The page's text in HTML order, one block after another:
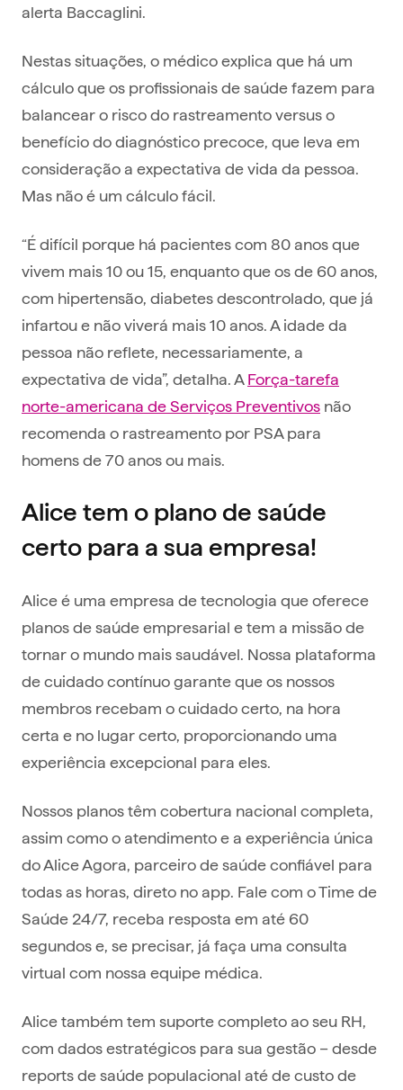
alerta Baccaglini.
Nestas situações, o médico explica que há um
cálculo que os profissionais de saúde fazem para
balancear o risco do rastreamento versus o
benefício do diagnóstico precoce, que leva em
consideração a expectativa de vida da pessoa.
Mas não é um cálculo fácil.
“É difícil porque há pacientes com 80 anos que
vivem mais 10 ou 15, enquanto que os de 60 anos,
com hipertensão, diabetes descontrolado, que já
infartou e não viverá mais 10 anos. A idade da
pessoa não reflete, necessariamente, a
expectativa de vida”, detalha. AForça-tarefa
norte-americana de Serviços Preventivos não
recomenda o rastreamento por PSA para
homens de 70 anos ou mais.
Alice tem o plano de saúde
certo para a sua empresa!
Alice é uma empresa de tecnologia que oferece
planos de saúde empresarial e tem a missão de
tornar o mundo mais saudável. Nossa plataforma
de cuidado contínuo garante que os nossos
membros recebam o cuidado certo, na hora
certa e no lugar certo, proporcionando uma
experiência excepcional para eles.
Nossos planos têm cobertura nacional completa,
assim como o atendimento e a experiência única
do Alice Agora, parceiro de saúde confiável para
todas as horas, direto no app. Fale com o Time de
Saúde 24/7, receba resposta em até 60
segundos e, se precisar, já faça uma consulta
virtual com nossa equipe médica.
Alice também tem suporte completo ao seu RH,
com dados estratégicos para sua gestão – desde
reports de saúde populacional até de custo de